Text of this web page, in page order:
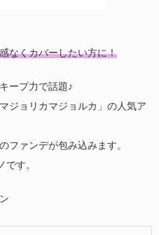
なくカバーしたい方に！
ープ力で話題♪
ジョリカマジョルカ」の人気ア
ファンデが包み込みます。
す。